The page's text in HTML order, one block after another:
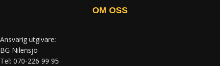
OM OSS
Ansvarig utgivare:
BG Nilensjö
Tel: 070-226 99 95